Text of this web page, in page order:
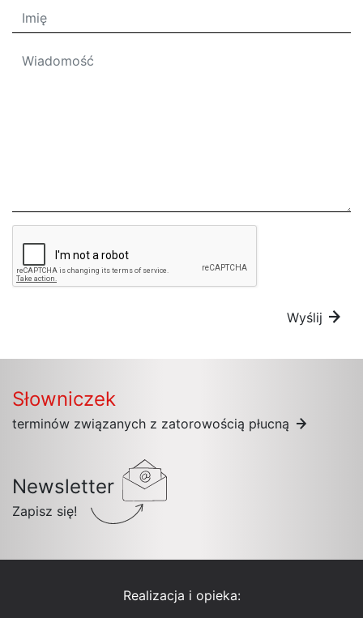
Wyślij
Słowniczek
terminów związanych z zatorowością płucną
Newsletter
Zapisz się!
Realizacja i opieka: